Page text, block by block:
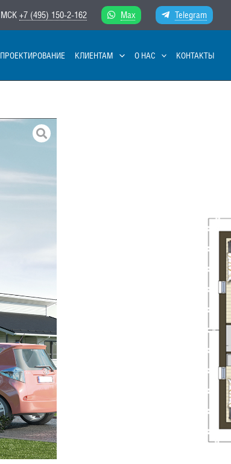
МСК +7 (495) 150-2-162 Max Telegram
ПРОЕКТИРОВАНИЕ КЛИЕНТАМ О НАС КОНТАКТЫ